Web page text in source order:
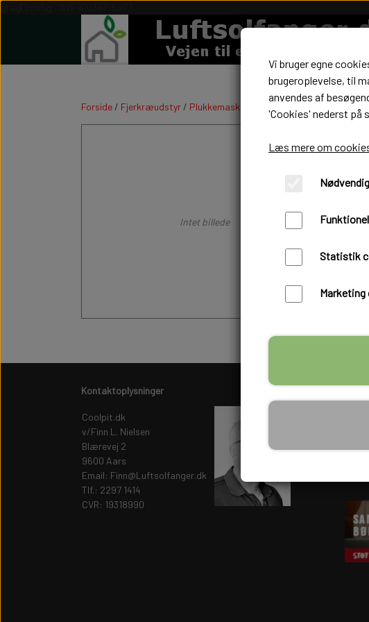
Forside Fjerkræudstyr Plukkemaskiner Kontakt stander for
Intet billede
Kontaktoplysninger
Coolpit.dk
v/Finn L. Nielsen
Blærevej 2
9600 Aars
Email: Finn@Luftsolfanger.dk
Tlf.: 2297 1414
CVR: 19318990
Vi bruger egne
brugeroplevelse, til
anvendes af
'Cookies' nederst på
Læs mere om
Statistik